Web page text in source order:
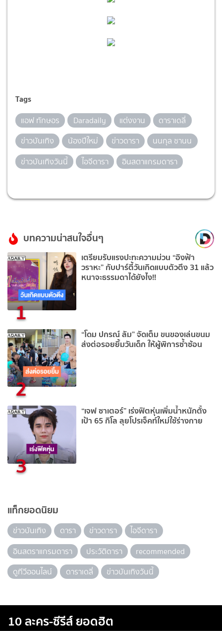
Tags
แอฟ ทักษอร Daradaily แต่งงาน
ดาราเดลี่
ข่าวบันเทิง
น้องปีใหม่ ข่าวดารา
นนกุล ชานน
ข่าวบันเทิงวันนี้
ไอจีดารา อินสตาแกรมดารา
บทความน่าสนใจอื่นๆ
1
เตรียมรับแรงปะทะความม่วน “อิงฟ้า
วราหะ” กับปาร์ตี้วันเกิดแบบตัวตึง 31 แล้ว
หนาจะธรรมดาได้ยังไง!!
2
“โดม ปกรณ์ ลัม” จัดเต็ม ขนของเล่นขนม
ส่งต่อรอยยิ้มวันเด็ก ให้ผู้พิการซ้ำซ้อน
3
“เจฟ ซาเตอร์” เร่งฟิตหุ่นเพิ่มน้ำหนักตั้ง
เป้า 65 กิโล ลุยโปรเจ็คท์ใหม่ใช้ร่างกาย
แท็กยอดนิยม
ข่าวบันเทิง ดารา ข่าวดารา
ไอจีดารา
อินสตราแกรมดารา
ประวัติดารา
recommended
ดูทีวีออนไลน์
ดาราเดลี่ ข่าวบันเทิงวันนี้
10 ละคร-ซีรีส์ ยอดฮิต